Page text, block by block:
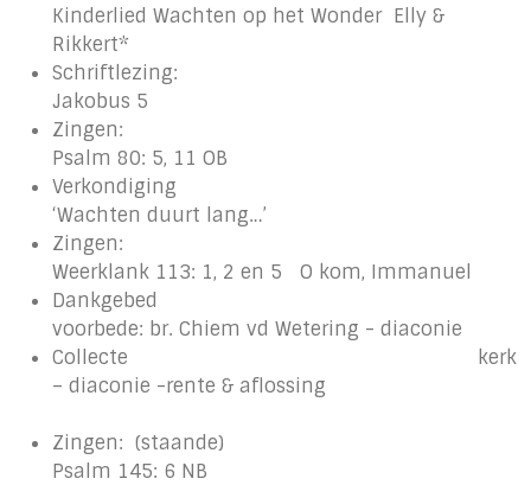
Kinderlied Wachten op het Wonder Elly &
Rikkert*
Schriftlezing:
Jakobus 5
Zingen:
Psalm 80: 5, 11 OB
Verkondiging
‘Wachten duurt lang…’
Zingen:
Weerklank 113: 1, 2 en 5 O kom, Immanuel
Dankgebed
voorbede: br. Chiem vd Wetering - diaconie
Collecte kerk
– diaconie -rente & aflossing
Zingen: (staande)
Psalm 145: 6 NB